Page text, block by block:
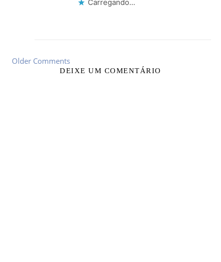
Carregando...
Older Comments
DEIXE UM COMENTÁRIO